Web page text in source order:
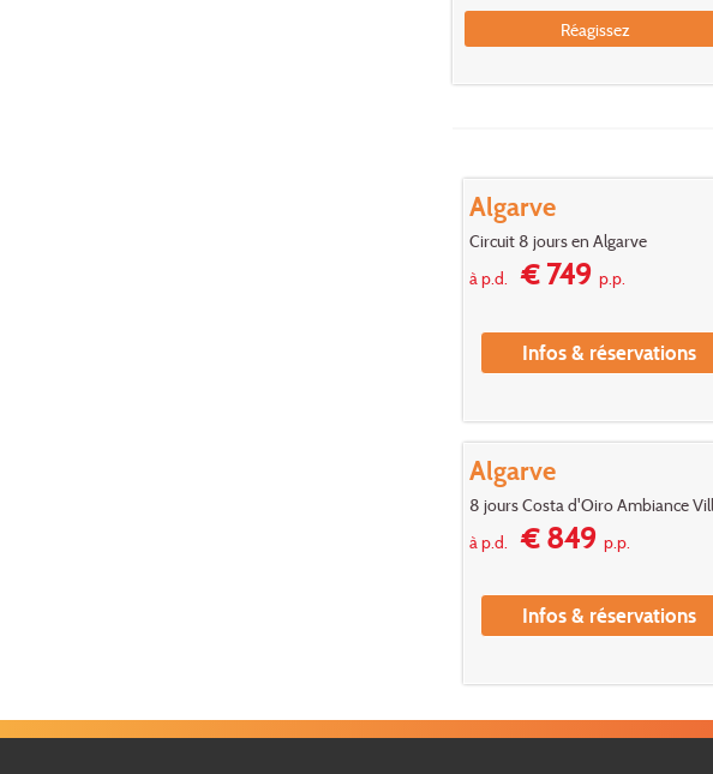
Réagissez
Algarve
Circuit 8 jours en Algarve
à p.d.
€ 749 p.p.
Infos & réservations
Algarve
8 jours Costa d'Oiro Ambiance
à p.d.
€ 849p.p.
Infos & réservations